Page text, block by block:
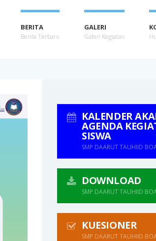
BERITA
Berita Terbaru
GALERI
Galeri Kegiatan
KALENDER
AGENDA
SISWA
SMP DAARUT TAUHIID
DOWNLOAD
SMP DAARUT TAUHIID
KUESIONER
SMP DAARUT TAUHIID